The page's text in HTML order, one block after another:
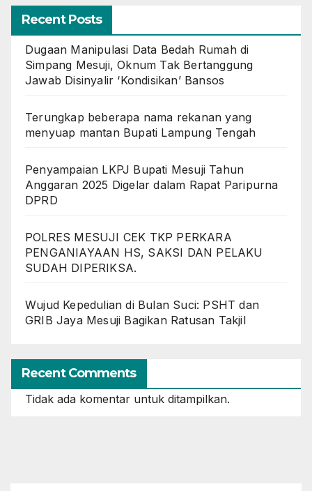
Recent Posts
Dugaan Manipulasi Data Bedah Rumah di
Simpang Mesuji, Oknum Tak Bertanggung
Jawab Disinyalir ‘Kondisikan’ Bansos
Terungkap beberapa nama rekanan yang
menyuap mantan Bupati Lampung Tengah
Penyampaian LKPJ Bupati Mesuji Tahun
Anggaran 2025 Digelar dalam Rapat Paripurna
DPRD
POLRES MESUJI CEK TKP PERKARA
PENGANIAYAAN HS, SAKSI DAN PELAKU
SUDAH DIPERIKSA.
Wujud Kepedulian di Bulan Suci: PSHT dan
GRIB Jaya Mesuji Bagikan Ratusan Takjil
Recent Comments
Tidak ada komentar untuk ditampilkan.